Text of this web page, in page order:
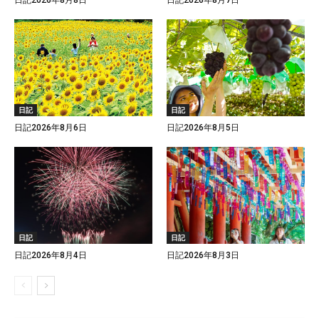
日記
日記2026年8月6日
日記
日記2026年8月5日
日記
日記2026年8月4日
日記
日記2026年8月3日